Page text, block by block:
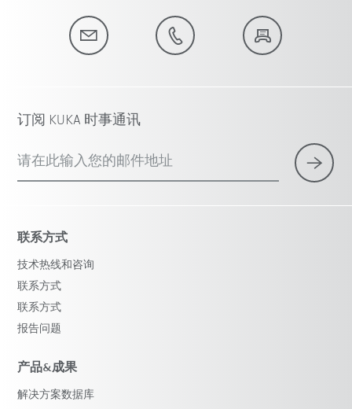
订阅 KUKA 时事通讯
请在此输入您的邮件地址
联系方式
技术热线和咨询
联系方式
联系方式
报告问题
产品&成果
解决方案数据库